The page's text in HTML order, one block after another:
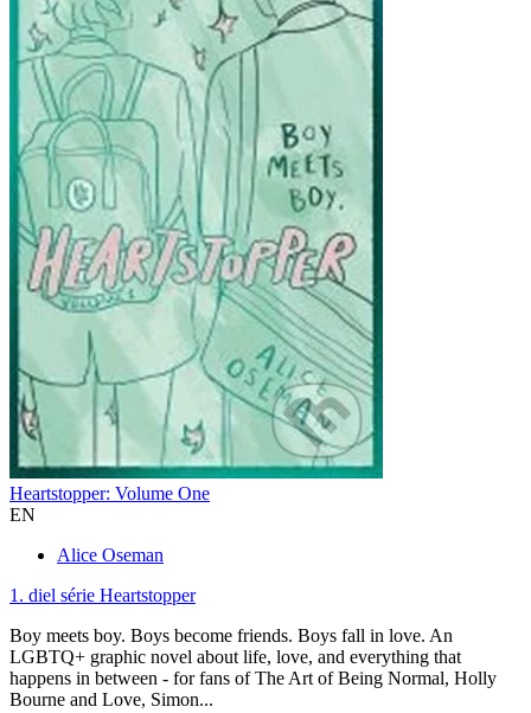
Heartstopper: Volume One
EN
Alice Oseman
1. diel série Heartstopper
Boy meets boy. Boys become friends. Boys fall in love. An
LGBTQ+ graphic novel about life, love, and everything that
happens in between - for fans of The Art of Being Normal, Holly
Bourne and Love, Simon...